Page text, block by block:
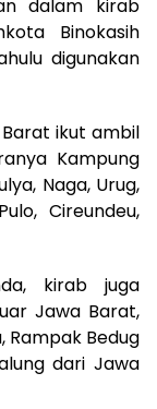
dalam kirab
Binokasih
digunakan
ikut ambil
Kampung
Naga, Urug,
Cireundeu,
kirab juga
Jawa Barat,
Bedug
dari Jawa